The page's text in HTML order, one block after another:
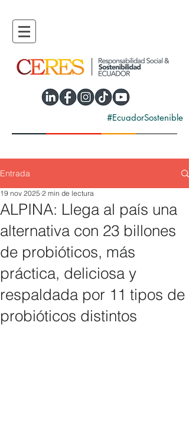
#EcuadorSostenible
Entrada
ALPINA: Llega al país una
alternativa con 23 billones
de probióticos, más
práctica, deliciosa y
respaldada por 11 tipos de
probióticos distintos
19 nov 2025 2 min de lectura